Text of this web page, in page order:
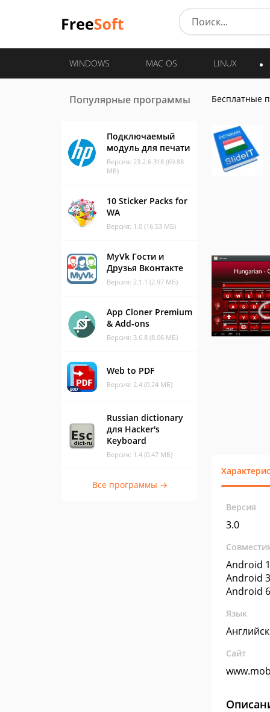
WINDOWS MAC OS LINUX
Популярные программы
Подключаемый
модуль для печати
Версия: 23.2.6.318 (69.88
МБ)
10 Sticker Packs for
WA
Версия: 1.0 (16.53 МБ)
MyVk Гости и
Друзья Вконтакте
Версия: 2.1.1 (2.97 МБ)
App Cloner Premium
& Add-ons
Версия: 3.6.8 (8.06 МБ)
Web to PDF
Версия: 2.4 (0.24 МБ)
Russian dictionary
для Hacker's
Keyboard
Версия: 1.4 (0.47 МБ)
Все программы →
Бесплатные
Версия
3.0
Android
Android
Android
Язык
Сайт